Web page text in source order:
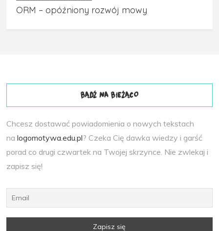
ORM – opóźniony rozwój mowy
BĄDŹ NA BIEŻĄCO
Chcesz dostawać powiadomienia o nowych tekstach
nalogomotywa.edu.pl? Czeka Cię dawka wiedzy i garść
porad co drugi czwartek na Twojej skrzynce. Nie zwlekaj i
zapisz się!